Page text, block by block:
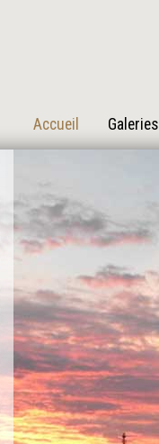
Accueil Galeries